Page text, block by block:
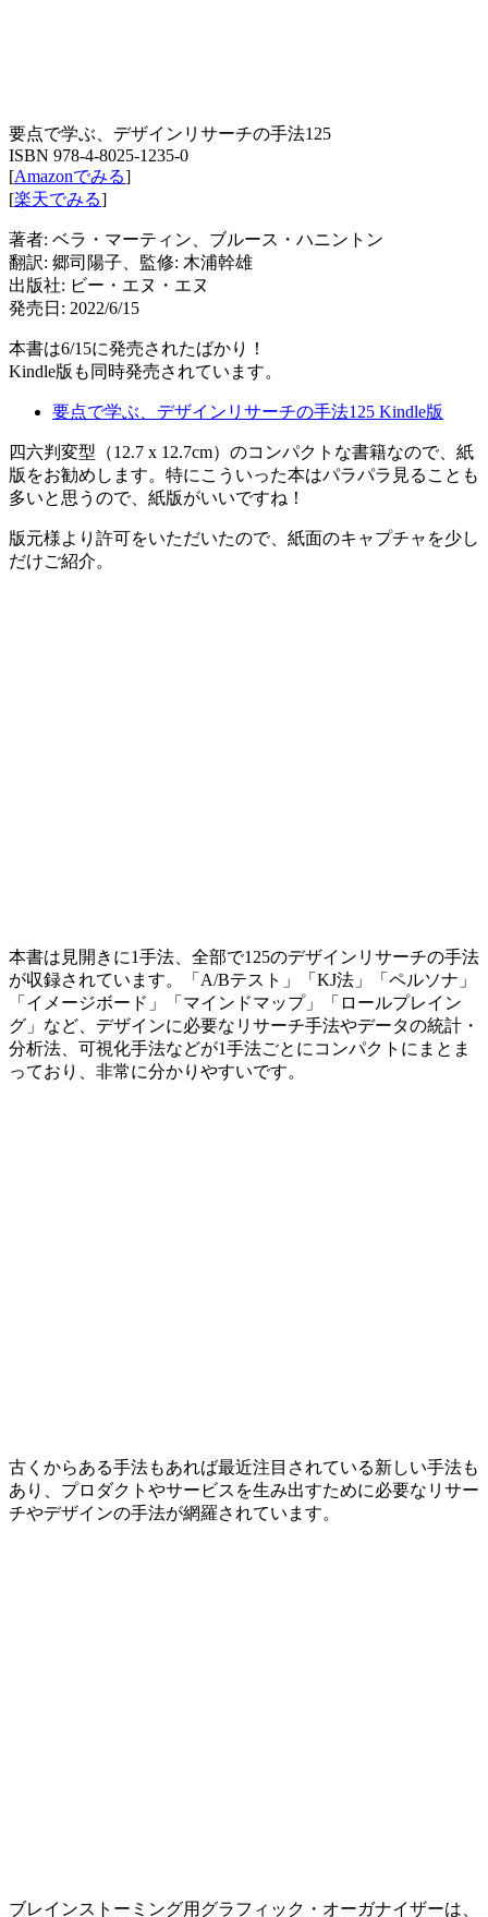
要点で学ぶ、デザインリサーチの手法125
ISBN 978-4-8025-1235-0
[Amazonでみる]
[楽天でみる]
著者: ベラ・マーティン、ブルース・ハニントン
翻訳: 郷司陽子、監修: 木浦幹雄
出版社: ビー・エヌ・エヌ
発売日: 2022/6/15
本書は6/15に発売されたばかり！
Kindle版も同時発売されています。
要点で学ぶ、デザインリサーチの手法125 Kindle版
四六判変型（12.7 x 12.7cm）のコンパクトな書籍なので、紙
版をお勧めします。特にこういった本はパラパラ見ることも
多いと思うので、紙版がいいですね！
版元様より許可をいただいたので、紙面のキャプチャを少し
だけご紹介。
本書は見開きに1手法、全部で125のデザインリサーチの手法
が収録されています。「A/Bテスト」「KJ法」「ペルソナ」
「イメージボード」「マインドマップ」「ロールプレイン
グ」など、デザインに必要なリサーチ手法やデータの統計・
分析法、可視化手法などが1手法ごとにコンパクトにまとま
っており、非常に分かりやすいです。
古くからある手法もあれば最近注目されている新しい手法も
あり、プロダクトやサービスを生み出すために必要なリサー
チやデザインの手法が網羅されています。
ブレインストーミング用グラフィック・オーガナイザーは、